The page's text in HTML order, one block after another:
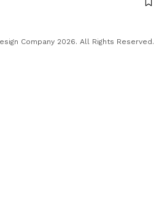
Company 2026. All Rights Reserved.